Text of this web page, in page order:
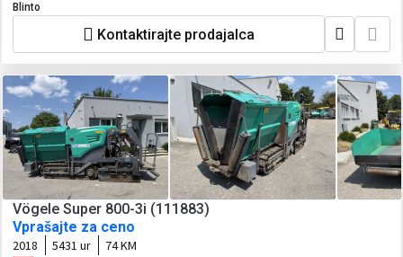
Blinto
Kontaktirajte prodajalca
Vögele Super 800-3i (111883)
Vprašajte za ceno
2018 5431 ur
74 KM